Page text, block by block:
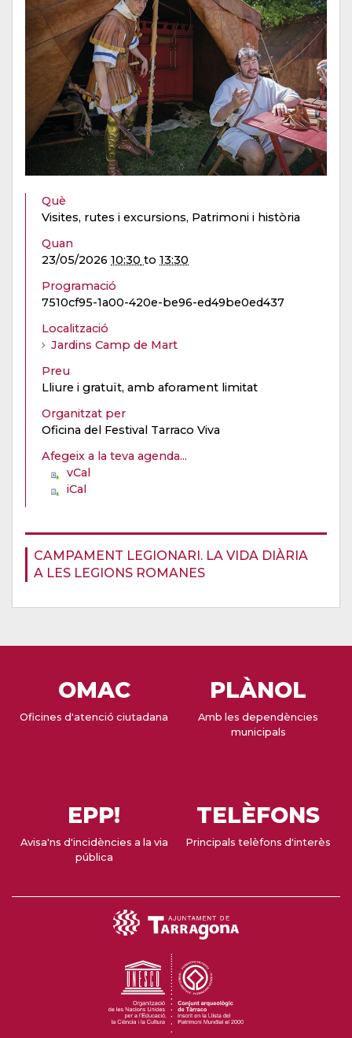
CAMPAMENT LEGIONARI. LA VIDA DIÀRIA
A LES LEGIONS ROMANES
Què
Visites, rutes i excursions, Patrimoni i història
Quan
23/05/2026 10:30 to 13:30
Programació
7510cf95-1a00-420e-be96-ed49be0ed437
Localització
Jardins Camp de Mart
Preu
Lliure i gratuït, amb aforament limitat
Organitzat per
Oficina del Festival Tarraco Viva
Afegeix a la teva agenda...
vCal
iCal
OMAC
Oficines d'atenció ciutadana
PLÀNOL
Amb les dependències
municipals
EPP!
Avisa'ns d'incidències a la via
pública
TELÈFONS
Principals telèfons d'interès